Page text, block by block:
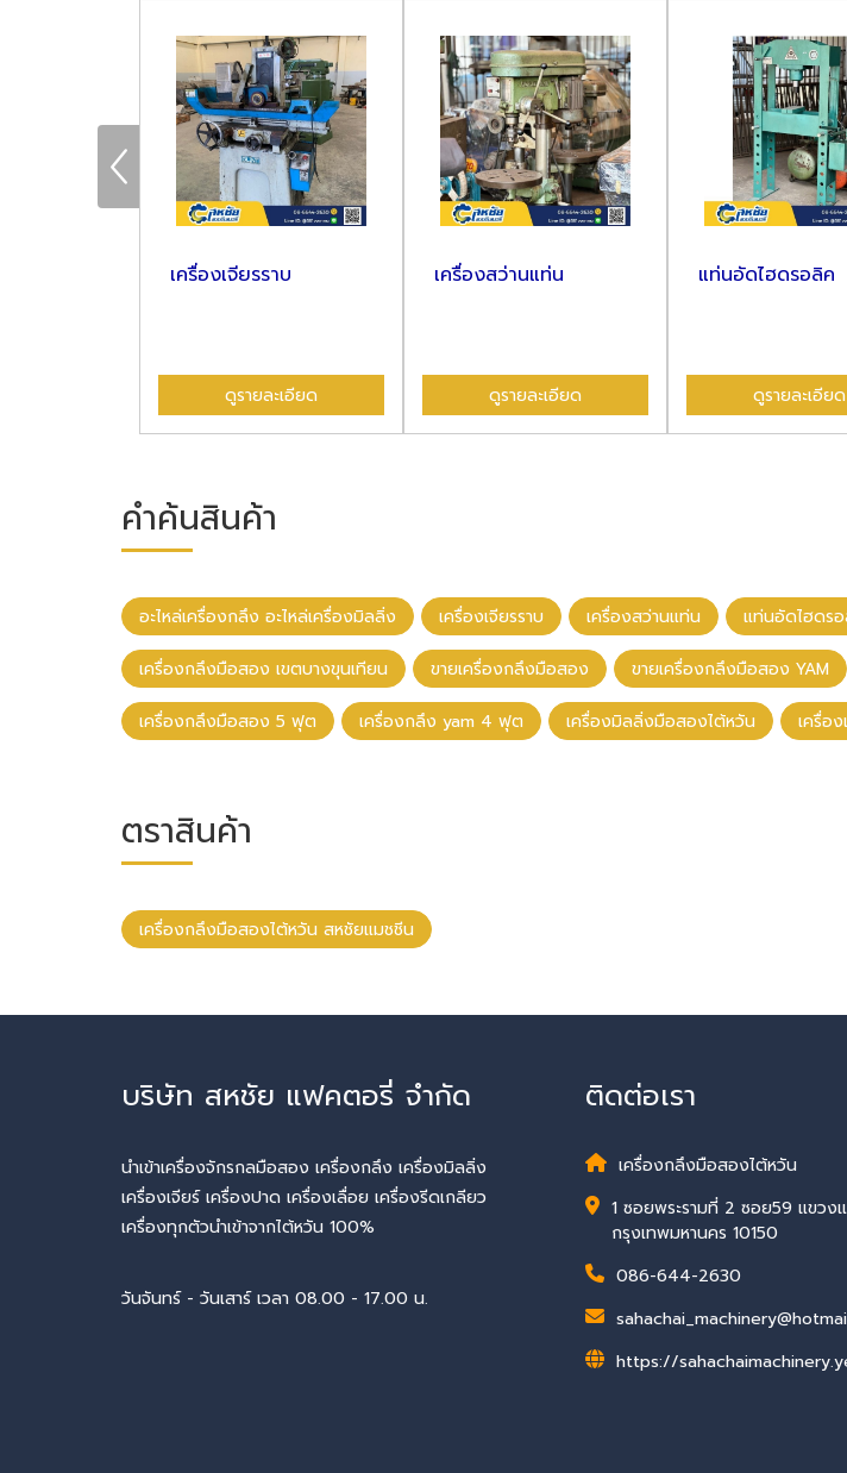
เครื่องเจียรราบ
ดูรายละเอียด
เครื่องสว่านแท่น
ดูรายละเอียด
แท่นอัดไฮดรอลิค
ดูรายละเอียด
คำค้นสินค้า
อะไหล่เครื่องกลึง อะไหล่เครื่องมิลลิ่ง เครื่องเจียรราบ เครื่องสว่านแท่น แท่นอัดไฮดร
เครื่องกลึงมือสอง เขตบางขุนเทียน ขายเครื่องกลึงมือสอง ขายเครื่องกลึงมือสอง YAM
เครื่องกลึงมือสอง 5 ฟุต เครื่องกลึง yam 4 ฟุต เครื่องมิลลิ่งมือสองไต้หวัน เครื่อ
ตราสินค้า
เครื่องกลึงมือสองไต้หวัน สหชัยแมชชีน
บริษัท สหชัย แฟคตอรี่ จำกัด
นำเข้าเครื่องจักรกลมือสอง เครื่องกลึง เครื่องมิลลิ่ง
เครื่องเจียร์ เครื่องปาด เครื่องเลื่อย เครื่องรีดเกลียว
เครื่องทุกตัวนำเข้าจากไต้หวัน 100%
วันจันทร์ - วันเสาร์ เวลา 08.00 - 17.00 น.
ติดต่อเรา
เครื่องกลึงมือสองไต้หวัน
1 ซอยพระรามที่ 2 ซอย59 แขวง
กรุงเทพมหานคร 10150
086-644-2630
https://